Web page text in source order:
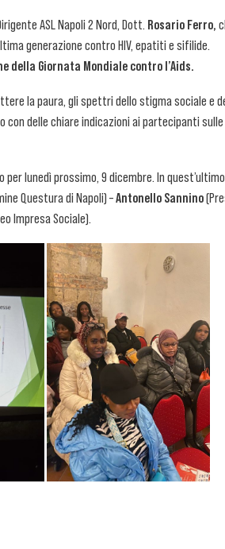
ASL Napoli 2 Nord, Dott. Rosario Ferro,
generazione contro HIV, epatiti e sifilide.
della Giornata Mondiale contro l’Aids.
la paura, gli spettri dello stigma sociale e
con delle chiare indicazioni ai partecipanti
lunedì prossimo, 9 dicembre. In
Questura di Napoli) –Antonello Sannino
Impresa Sociale).